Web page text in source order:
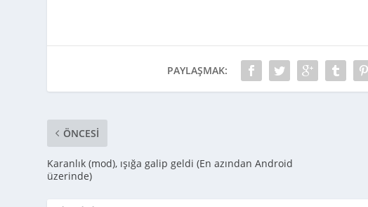
PAYLAŞMAK:
ÖNCESI
Karanlık (mod), ışığa galip geldi (En azından Android
üzerinde)